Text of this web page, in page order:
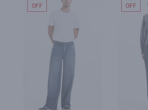
OFF
OFF